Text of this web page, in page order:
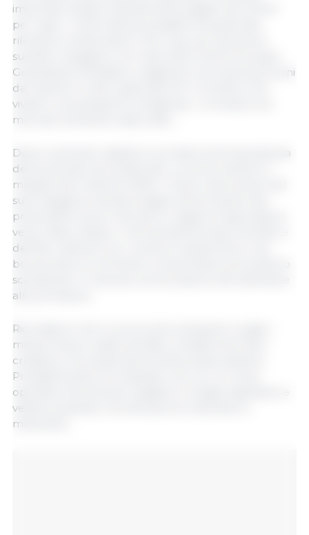
importati vengono attualmente pagati oltre 100 €
per capo. L'unica lettura possibile di questi dati
rilevanti e schiaccianti è che vi sia una carenza di
suinetti in Spagna e nel resto dell'Unione Europea.
Guardando all’estate si registrerà una carenza di suini
da macello in tutti i paesi dell’UE. La verità è che
viviamo una situazione vertiginosa... Le tensioni sul
mercato sembrano assicurate....
Dopo il periodo natalizio è arrivata la temuta discesa
dei prezzi dei suini di gennaio. La carne vacilla e il
margine del macello soffre. Il futuro del prezzo del
suino spagnolo sembra legato all'evoluzione dei
prezzi della carne. Escluse le massicce esportazioni
verso l'Asia, restano i mercati dell'Europa Centrale e
dell'Est: vedremo se i consumi manterranno una
buona linea. Al momento i prezzi della carne stanno
scendendo. E mancano ancora parecchie settimane
alla primavera...
Ricordiamo che lo scorso anno da aprile a luglio i
macelli hanno subito perdite considerevoli; Non
crediamo che qualcosa di simile possa ripetersi.
Probabilmente si è imparato che con un conto
operativo fortemente negativo è meglio aspettare e
vedere piuttosto che sforzarsi di macellare e
macellare...